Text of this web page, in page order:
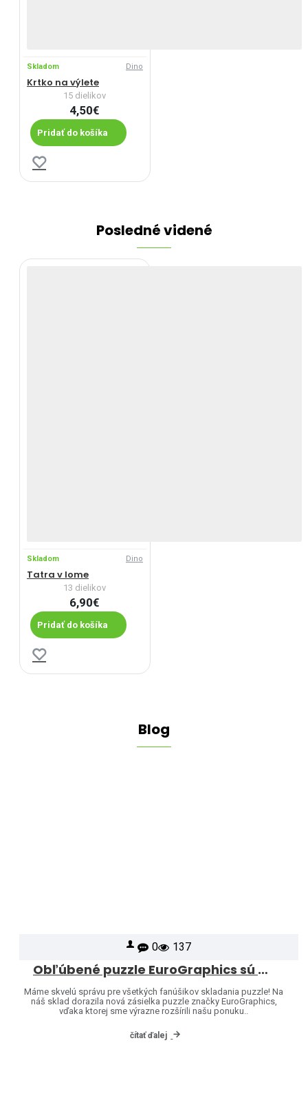
Skladom Dino
Krtko na výlete
15 dielikov
4,50€
Pridať do košíka
Posledné videné
Skladom Dino
Tatra v lome
13 dielikov
6,90€
Pridať do košíka
Blog
0 137
Obľúbené puzzle EuroGraphics sú opäť skladom – a ponuku sme rozšírili o ďalšie motívy!
Máme skvelú správu pre všetkých fanúšikov skladania puzzle! Na
náš sklad dorazila nová zásielka puzzle značky EuroGraphics,
vďaka ktorej sme výrazne rozšírili našu ponuku..
čítať ďalej